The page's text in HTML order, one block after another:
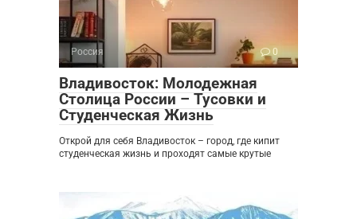
Россия 0
Владивосток: Молодежная
Столица России – Тусовки и
Студенческая Жизнь
Открой для себя Владивосток – город, где кипит
студенческая жизнь и проходят самые крутые